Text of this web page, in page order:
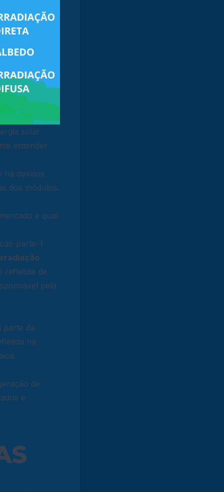
solar
entender
há desvios
dos módulos.
e qual
parte-1
refletida de
pela
parte da
na
de
e